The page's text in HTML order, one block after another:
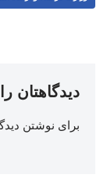
دیدگاهتان
برای نوشتن